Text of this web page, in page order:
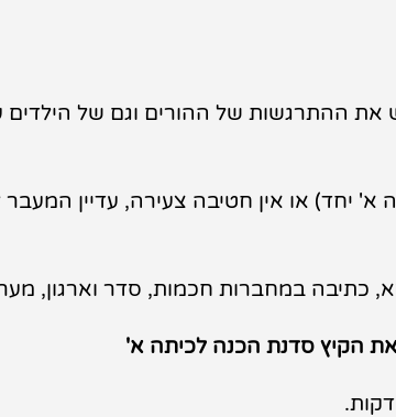
ההתרגשות של ההורים וגם של
א' יחד) או אין חטיבה צעירה, עדיין
כתיבה במחברות חכמות, סדר וארגון,
הקיץ סדנת הכנה לכיתה א'